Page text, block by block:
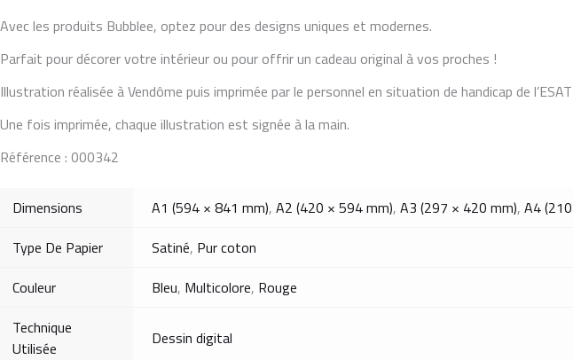
Avec les produits Bubblee, optez pour des designs uniques et modernes.
Parfait pour décorer votre intérieur ou pour offrir un cadeau original à vos proches !
Illustration réalisée à Vendôme puis imprimée par le personnel en situation de handicap de
Une fois imprimée, chaque illustration est signée à la main.
Référence : 000342
Dimensions A1 (594 × 841 mm),A2 (420 × 594 mm),A3 (297 × 420 mm),A4
Type De Papier
Satiné, Pur coton
Couleur
Bleu, Multicolore, Rouge
Technique
Utilisée
Dessin digital